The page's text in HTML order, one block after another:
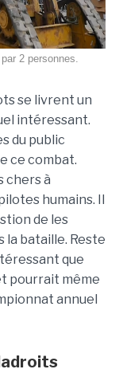
2 personnes.
se livrent un
intéressant.
du public
ce combat.
chers à
humains. Il
de les
la bataille. Reste
que
pourrait même
annuel